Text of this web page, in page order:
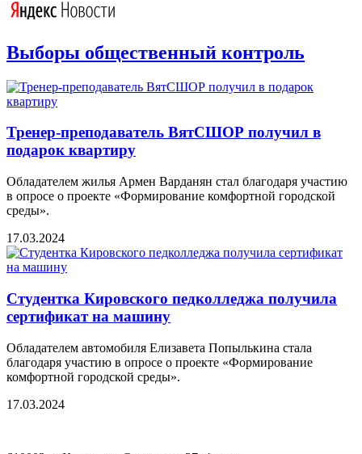
Выборы общественный контроль
Тренер-преподаватель ВятСШОР получил в
подарок квартиру
Обладателем жилья Армен Варданян стал благодаря участию
в опросе о проекте «Формирование комфортной городской
среды».
17.03.2024
Студентка Кировского педколледжа получила
сертификат на машину
Обладателем автомобиля Елизавета Попылькина стала
благодаря участию в опросе о проекте «Формирование
комфортной городской среды».
17.03.2024